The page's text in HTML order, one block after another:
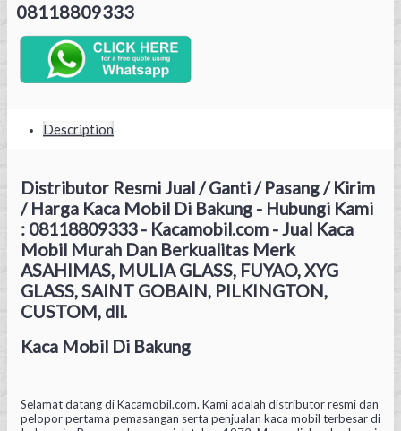
08118809333
Description
Distributor Resmi Jual / Ganti / Pasang / Kirim
/ Harga Kaca Mobil Di Bakung - Hubungi Kami
: 08118809333 - Kacamobil.com - Jual Kaca
Mobil Murah Dan Berkualitas Merk
ASAHIMAS, MULIA GLASS, FUYAO, XYG
GLASS, SAINT GOBAIN, PILKINGTON,
CUSTOM, dll.
Kaca Mobil Di Bakung
Selamat datang di Kacamobil.com. Kami adalah distributor resmi dan
pelopor pertama pemasangan serta penjualan kaca mobil terbesar di